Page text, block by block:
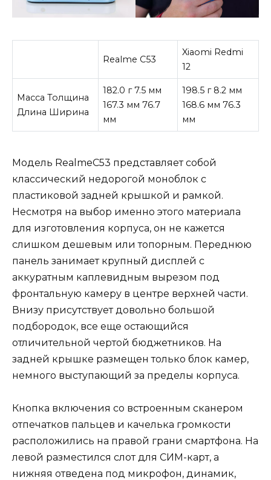
Realme C53
Xiaomi Redmi
12
Масса Толщина
Длина Ширина
182.0 г 7.5 мм
167.3 мм 76.7
мм
198.5 г 8.2 мм
168.6 мм 76.3
мм
Модель RealmeC53 представляет собой
классический недорогой моноблок с
пластиковой задней крышкой и рамкой.
Несмотря на выбор именно этого материала
для изготовления корпуса, он не кажется
слишком дешевым или топорным. Переднюю
панель занимает крупный дисплей с
аккуратным каплевидным вырезом под
фронтальную камеру в центре верхней части.
Внизу присутствует довольно большой
подбородок, все еще остающийся
отличительной чертой бюджетников. На
задней крышке размещен только блок камер,
немного выступающий за пределы корпуса.
Кнопка включения со встроенным сканером
отпечатков пальцев и качелька громкости
расположились на правой грани смартфона. На
левой разместился слот для СИМ-карт, а
нижняя отведена под микрофон, динамик,